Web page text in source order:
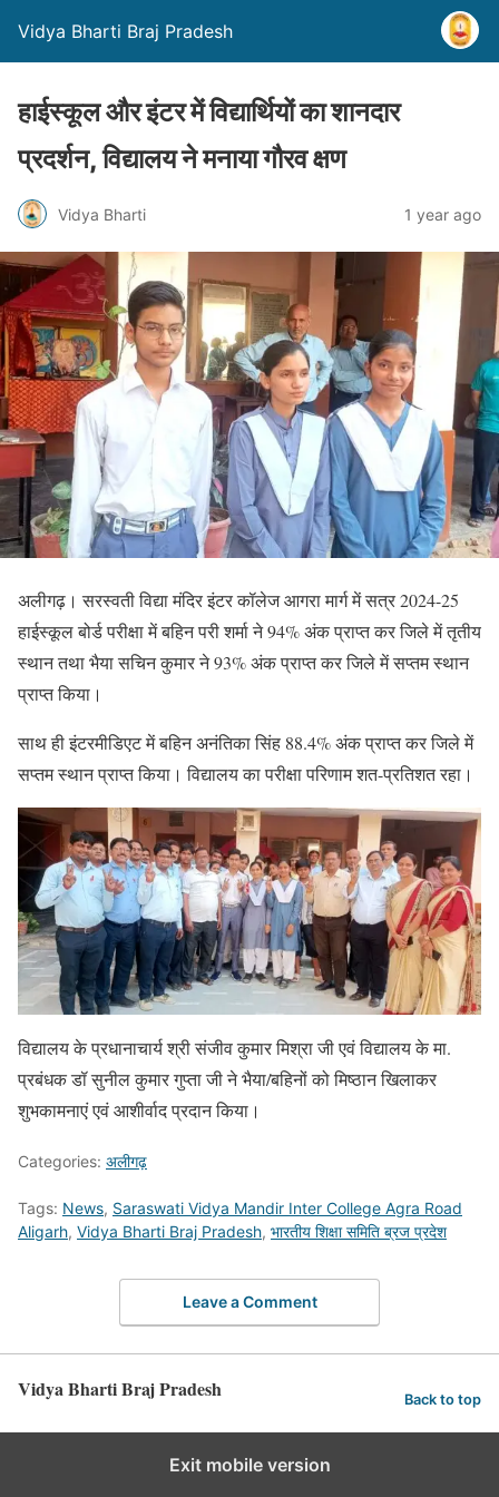
Vidya Bharti Braj Pradesh
हाईस्कूल और इंटर में विद्यार्थियों का शानदार
प्रदर्शन, विद्यालय ने मनाया गौरव क्षण
Vidya Bharti 1 year ago
अलीगढ़। सरस्वती विद्या मंदिर इंटर कॉलेज आगरा मार्ग में सत्र 2024-25
हाईस्कूल बोर्ड परीक्षा में बहिन परी शर्मा ने 94% अंक प्राप्त कर जिले में तृतीय
स्थान तथा भैया सचिनकुमार ने 93% अंक प्राप्त कर जिले में सप्तम स्थान
प्राप्त किया।
साथ ही इंटरमीडिएट में बहिन अनंतिका सिंह 88.4% अंक प्राप्त कर जिले में
सप्तम स्थान प्राप्त किया। विद्यालय का परीक्षा परिणाम शत-प्रतिशत रहा।
विद्यालय के प्रधानाचार्य श्री संजीव कुमार मिश्रा जी एवं विद्यालय के मा.
प्रबंधक डॉ सुनील कुमार गुप्ता जी ने भैया/बहिनों को मिष्ठान खिलाकर
शुभकामनाएं एवं आशीर्वाद प्रदान किया।
Categories: अलीगढ़
Tags: News, Saraswati Vidya Mandir Inter College Agra Road
Aligarh, Vidya Bharti Braj Pradesh, भारतीय शिक्षा समिति ब्रज प्रदेश
Leave a Comment
Vidya Bharti Braj Pradesh Back to top
Exit mobile version